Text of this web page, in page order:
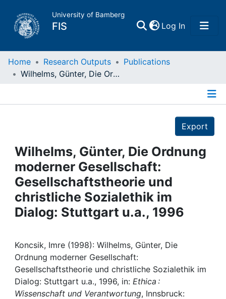
University of Bamberg
FIS Log In(current)
Home
Projects
People
Institutions
My FIS
Help
Home Research Outputs
Publications
Wilhelms, Günter, Die Ordnung moderner Gesellschaft: Gesellschaftstheorie und christliche Sozialethik im Dialog: Stuttgart u.a., 1996
Export
Wilhelms, Günter, Die Ordnung
moderner Gesellschaft:
Gesellschaftstheorie und
christliche Sozialethik im
Dialog: Stuttgart u.a., 1996
Koncsik, Imre (1998): Wilhelms, Günter, Die
Ordnung moderner Gesellschaft:
Gesellschaftstheorie und christliche Sozialethik im
Dialog: Stuttgart u.a., 1996, in: Ethica :
Wissenschaft und Verantwortung, Innsbruck: